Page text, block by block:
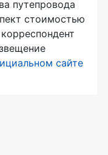
путепровода
стоимостью
сайте